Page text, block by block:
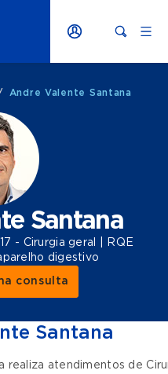
Andre Valente Santana
Santana
- Cirurgia geral | RQE
digestivo
consulta
Santana
realiza atendimentos de